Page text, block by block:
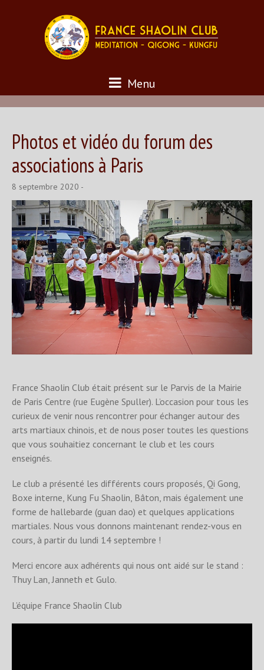
Menu
Photos et vidéo du forum des
associations à Paris
8 septembre 2020
France Shaolin Club était présent sur le Parvis de la Mairie
de Paris Centre (rue Eugène Spuller). L’occasion pour tous les
curieux de venir nous rencontrer pour échanger autour des
arts martiaux chinois, et de nous poser toutes les questions
que vous souhaitiez concernant le club et les cours
enseignés.
Le club a présenté les différents cours proposés, Qi Gong,
Boxe interne, Kung Fu Shaolin, Bâton, mais également une
forme de hallebarde (guan dao) et quelques applications
martiales. Nous vous donnons maintenant rendez-vous en
cours, à partir du lundi 14 septembre !
Merci encore aux adhérents qui nous ont aidé sur le stand :
Thuy Lan, Janneth et Gulo.
L’équipe France Shaolin Club